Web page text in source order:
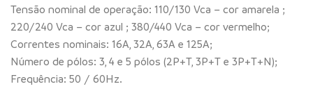
Tensão nominal de operação: 110/130 Vca – cor amarela ;
220/240 Vca – cor azul ; 380/440 Vca – cor vermelho;
Correntes nominais: 16A, 32A, 63A e 125A;
Número de pólos: 3, 4 e 5 pólos (2P+T, 3P+T e 3P+T+N);
Frequência: 50 / 60Hz.